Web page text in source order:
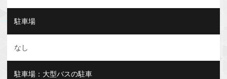
駐車場
なし
駐車場：大型バスの駐車